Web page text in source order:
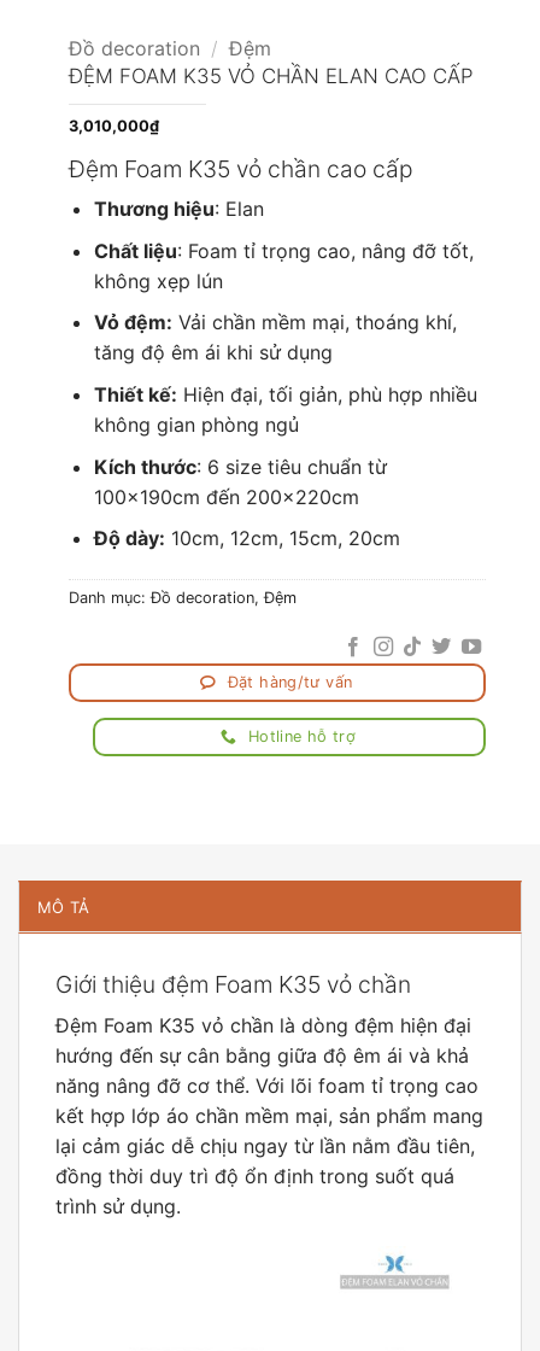
Đồ decoration / Đệm
ĐỆM FOAM K35 VỎ CHẦN ELAN CAO CẤP
3,010,000₫
Đệm Foam K35 vỏ chần cao cấp
Thương hiệu: Elan
Chất liệu: Foam tỉ trọng cao, nâng đỡ tốt,
không xẹp lún
Vỏ đệm: Vải chần mềm mại, thoáng khí,
tăng độ êm ái khi sử dụng
Thiết kế: Hiện đại, tối giản, phù hợp nhiều
không gian phòng ngủ
Kích thước: 6 size tiêu chuẩn từ
100x190cm đến 200x220cm
Độ dày: 10cm, 12cm, 15cm, 20cm
Danh mục:Đồ decoration,Đệm
Đặt hàng/tư vấn
Hotline hỗ trợ
MÔ TẢ
Giới thiệu đệm Foam K35 vỏ chần
Đệm Foam K35 vỏ chần là dòng đệm hiện đại
hướng đến sự cân bằng giữa độ êm ái và khả
năng nâng đỡ cơ thể. Với lõi foam tỉ trọng cao
kết hợp lớp áo chần mềm mại, sản phẩm mang
lại cảm giác dễ chịu ngay từ lần nằm đầu tiên,
đồng thời duy trì độ ổn định trong suốt quá
trình sử dụng.